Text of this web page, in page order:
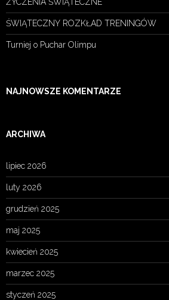
ŚWIĄTECZNY ROZKŁAD TRENINGÓW
Turniej o Puchar Olimpu
NAJNOWSZE KOMENTARZE
ARCHIWA
lipiec 2026
luty 2026
grudzień 2025
maj 2025
kwiecień 2025
marzec 2025
styczeń 2025